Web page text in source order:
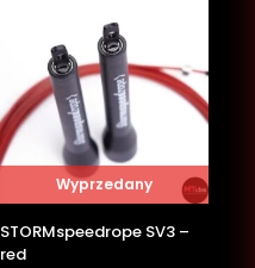
Wyprzedany
STORMspeedrope SV3 –
red